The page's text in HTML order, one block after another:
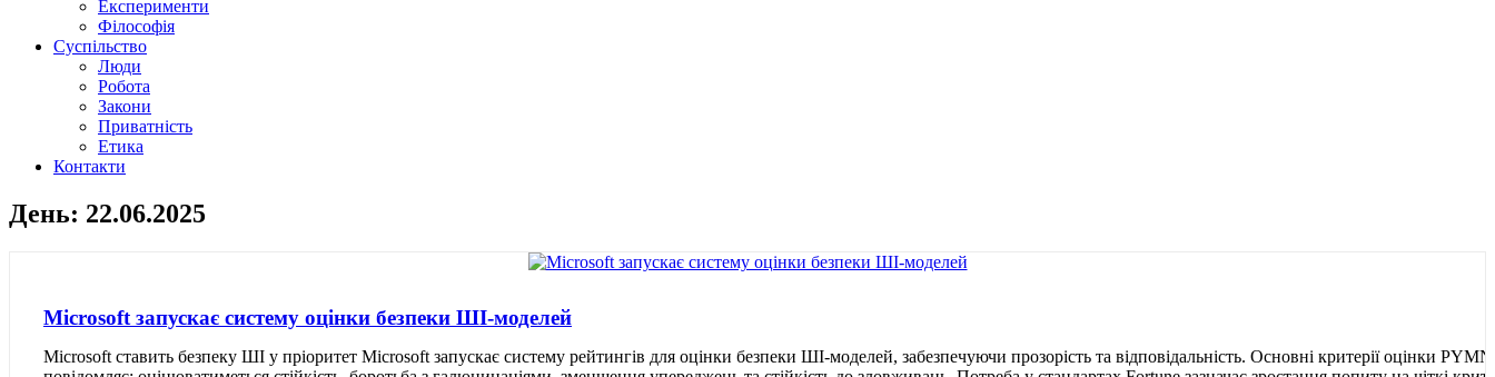
Експерименти
Філософія
Суспільство
Люди
Робота
Закони
Приватність
Етика
Контакти
День: 22.06.2025
Microsoft запускає систему оцінки безпеки ШІ-моделей
Microsoft ставить безпеку ШІ у пріоритет Microsoft запускає систему рейтингів для оцінки безпеки ШІ-моделей, забезпечуючи прозорість та відповідальність. Основні критерії оцінки